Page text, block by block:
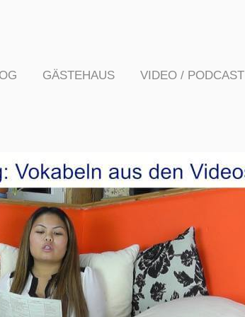
GÄSTEHAUS VIDEO / PODCAST